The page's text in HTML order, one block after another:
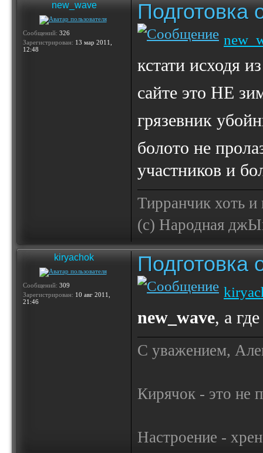
new_wave
Сообщений: 326
Зарегистрирован: 13 мар 2011,
12:48
Подготовка
кстати исходя
сайте это НЕ
грязевник
болото не
участников и
Тирранчик хоть и
(с) Народная
kiryachok
Сообщений: 309
Зарегистрирован: 10 авг 2011,
21:46
Подготовка
new_wave, а
С уважением,
Кирячок - это не
Настроение -